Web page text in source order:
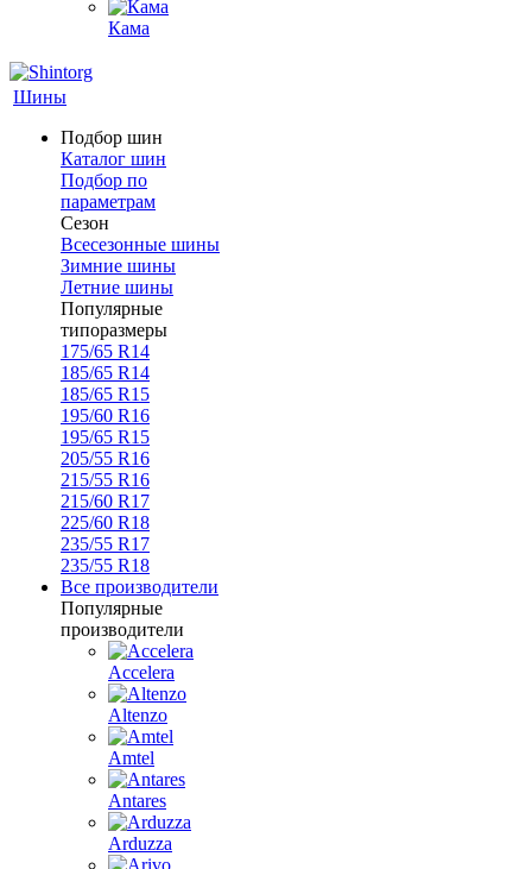
Кама
Шины
Подбор шин
Каталог шин
Подбор по
параметрам
Сезон
Всесезонные шины
Зимние шины
Летние шины
Популярные
типоразмеры
175/65 R14
185/65 R14
185/65 R15
195/60 R16
195/65 R15
205/55 R16
215/55 R16
215/60 R17
225/60 R18
235/55 R17
235/55 R18
Все производители
Популярные
производители
Accelera
Altenzo
Amtel
Antares
Arduzza